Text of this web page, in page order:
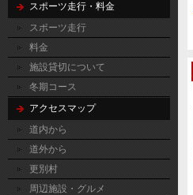
スポーツ走行・料金
スポーツ走行
料金
施設貸切について
冬期コース
アクセスマップ
道内から
道外から
更別村
周辺施設・グルメ